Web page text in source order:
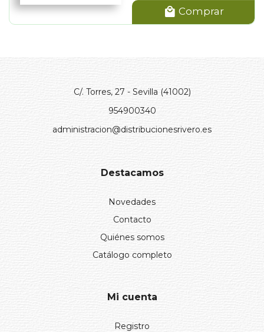
Comprar
C/. Torres, 27 - Sevilla (41002)
954900340
administracion@distribucionesrivero.es
Destacamos
Novedades
Contacto
Quiénes somos
Catálogo completo
Mi cuenta
Registro